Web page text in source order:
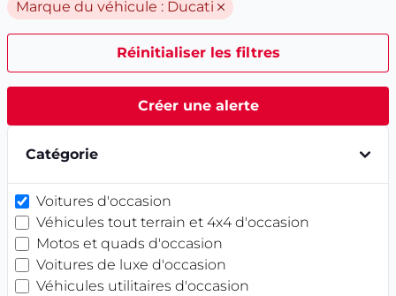
Marque du véhicule : Ducati
Réinitialiser les filtres
Créer une alerte
Catégorie
Voitures d'occasion
Véhicules tout terrain et 4x4 d'occasion
Motos et quads d'occasion
Voitures de luxe d'occasion
Véhicules utilitaires d'occasion